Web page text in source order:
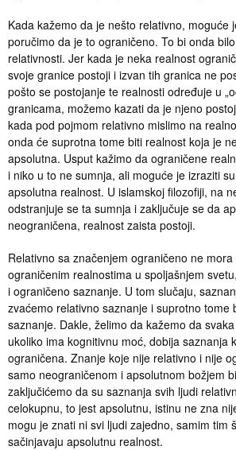
Kada kažemo da je nešto relativno, moguće
poručimo da je to ograničeno. To bi onda
relativnosti. Jer kada je neka realnost
svoje granice postoji i izvan tih granica ne
pošto se postojanje te realnosti određuje u
granicama, možemo kazati da je njeno
kada pod pojmom relativno mislimo na
onda će suprotna tome biti realnost koja je
apsolutna. Usput kažimo da ograničene
i niko u to ne sumnja, ali moguće je izraziti
apsolutna realnost. U islamskoj filozofiji, na
odstranjuje se ta sumnja i zaključuje se da
neograničena, realnost zaista postoji.
Relativno sa značenjem ograničeno ne
ograničenim realnostima u spoljašnjem
i ograničeno saznanje. U tom slučaju,
zvaćemo relativno saznanje i suprotno tome
saznanje. Dakle, želimo da kažemo da
ukoliko ima kognitivnu moć, dobija saznanja
ograničena. Znanje koje nije relativno i nije
samo neograničenom i apsolutnom božjem
zaključićemo da su saznanja svih ljudi
celokupnu, to jest apsolutnu, istinu ne zna
mogu je znati ni svi ljudi zajedno, samim tim
sačinjavaju apsolutnu realnost.